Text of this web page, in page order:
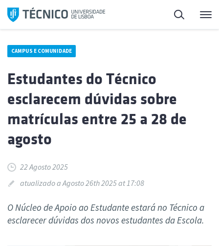
Saltar
para
Pesquisa
CAMPUS E COMUNIDADE
Estudantes do Técnico
esclarecem dúvidas sobre
matrículas entre 25 a 28 de
agosto
22 Agosto 2025
atualizado a Agosto 26th 2025 at 17:08
O Núcleo de Apoio ao Estudante estará no Técnico a
esclarecer dúvidas dos novos estudantes da Escola.